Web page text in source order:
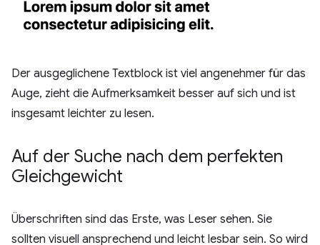
Der ausgeglichene Textblock ist viel angenehmer für das
Auge, zieht die Aufmerksamkeit besser auf sich und ist
insgesamt leichter zu lesen.
Auf der Suche nach dem perfekten
Gleichgewicht
Überschriften sind das Erste, was Leser sehen. Sie
sollten visuell ansprechend und leicht lesbar sein. So wird